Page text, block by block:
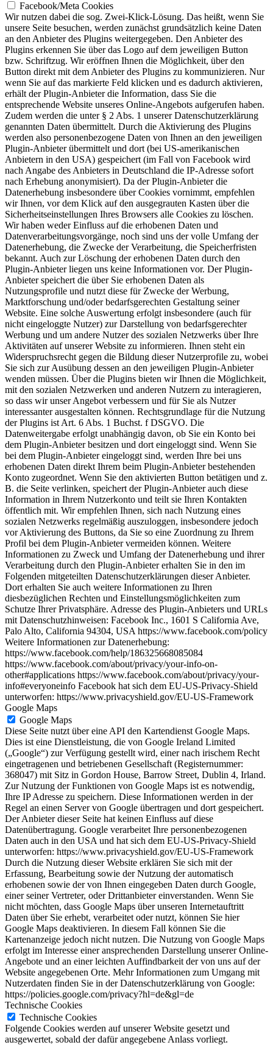
Facebook/Meta Cookies
Wir nutzen dabei die sog. Zwei-Klick-Lösung. Das heißt, wenn Sie
unsere Seite besuchen, werden zunächst grundsätzlich keine Daten
an den Anbieter des Plugins weitergegeben. Den Anbieter des
Plugins erkennen Sie über das Logo auf dem jeweiligen Button
bzw. Schriftzug. Wir eröffnen Ihnen die Möglichkeit, über den
Button direkt mit dem Anbieter des Plugins zu kommunizieren. Nur
wenn Sie auf das markierte Feld klicken und es dadurch aktivieren,
erhält der Plugin-Anbieter die Information, dass Sie die
entsprechende Website unseres Online-Angebots aufgerufen haben.
Zudem werden die unter § 2 Abs. 1 unserer Datenschutzerklärung
genannten Daten übermittelt. Durch die Aktivierung des Plugins
werden also personenbezogene Daten von Ihnen an den jeweiligen
Plugin-Anbieter übermittelt und dort (bei US-amerikanischen
Anbietern in den USA) gespeichert (im Fall von Facebook wird
nach Angabe des Anbieters in Deutschland die IP-Adresse sofort
nach Erhebung anonymisiert). Da der Plugin-Anbieter die
Datenerhebung insbesondere über Cookies vornimmt, empfehlen
wir Ihnen, vor dem Klick auf den ausgegrauten Kasten über die
Sicherheitseinstellungen Ihres Browsers alle Cookies zu löschen.
Wir haben weder Einfluss auf die erhobenen Daten und
Datenverarbeitungsvorgänge, noch sind uns der volle Umfang der
Datenerhebung, die Zwecke der Verarbeitung, die Speicherfristen
bekannt. Auch zur Löschung der erhobenen Daten durch den
Plugin-Anbieter liegen uns keine Informationen vor. Der Plugin-
Anbieter speichert die über Sie erhobenen Daten als
Nutzungsprofile und nutzt diese für Zwecke der Werbung,
Marktforschung und/oder bedarfsgerechten Gestaltung seiner
Website. Eine solche Auswertung erfolgt insbesondere (auch für
nicht eingeloggte Nutzer) zur Darstellung von bedarfsgerechter
Werbung und um andere Nutzer des sozialen Netzwerks über Ihre
Aktivitäten auf unserer Website zu informieren. Ihnen steht ein
Widerspruchsrecht gegen die Bildung dieser Nutzerprofile zu, wobei
Sie sich zur Ausübung dessen an den jeweiligen Plugin-Anbieter
wenden müssen. Über die Plugins bieten wir Ihnen die Möglichkeit,
mit den sozialen Netzwerken und anderen Nutzern zu interagieren,
so dass wir unser Angebot verbessern und für Sie als Nutzer
interessanter ausgestalten können. Rechtsgrundlage für die Nutzung
der Plugins ist Art. 6 Abs. 1 Buchst. f DSGVO. Die
Datenweitergabe erfolgt unabhängig davon, ob Sie ein Konto bei
dem Plugin-Anbieter besitzen und dort eingeloggt sind. Wenn Sie
bei dem Plugin-Anbieter eingeloggt sind, werden Ihre bei uns
erhobenen Daten direkt Ihrem beim Plugin-Anbieter bestehenden
Konto zugeordnet. Wenn Sie den aktivierten Button betätigen und z.
B. die Seite verlinken, speichert der Plugin-Anbieter auch diese
Information in Ihrem Nutzerkonto und teilt sie Ihren Kontakten
öffentlich mit. Wir empfehlen Ihnen, sich nach Nutzung eines
sozialen Netzwerks regelmäßig auszuloggen, insbesondere jedoch
vor Aktivierung des Buttons, da Sie so eine Zuordnung zu Ihrem
Profil bei dem Plugin-Anbieter vermeiden können. Weitere
Informationen zu Zweck und Umfang der Datenerhebung und ihrer
Verarbeitung durch den Plugin-Anbieter erhalten Sie in den im
Folgenden mitgeteilten Datenschutzerklärungen dieser Anbieter.
Dort erhalten Sie auch weitere Informationen zu Ihren
diesbezüglichen Rechten und Einstellungsmöglichkeiten zum
Schutze Ihrer Privatsphäre. Adresse des Plugin-Anbieters und URLs
mit Datenschutzhinweisen: Facebook Inc., 1601 S California Ave,
Palo Alto, California 94304, USA https://www.facebook.com/policy
Weitere Informationen zur Datenerhebung:
https://www.facebook.com/help/186325668085084
https://www.facebook.com/about/privacy/your-info-on-
other#applications https://www.facebook.com/about/privacy/your-
info#everyoneinfo Facebook hat sich dem EU-US-Privacy-Shield
unterworfen: https://www.privacyshield.gov/EU-US-Framework
Google Maps
Google Maps
Diese Seite nutzt über eine API den Kartendienst Google Maps.
Dies ist eine Dienstleistung, die von Google Ireland Limited
(„Google“) zur Verfügung gestellt wird, einer nach irischem Recht
eingetragenen und betriebenen Gesellschaft (Registernummer:
368047) mit Sitz in Gordon House, Barrow Street, Dublin 4, Irland.
Zur Nutzung der Funktionen von Google Maps ist es notwendig,
Ihre IP Adresse zu speichern. Diese Informationen werden in der
Regel an einen Server von Google übertragen und dort gespeichert.
Der Anbieter dieser Seite hat keinen Einfluss auf diese
Datenübertragung. Google verarbeitet Ihre personenbezogenen
Daten auch in den USA und hat sich dem EU-US-Privacy-Shield
unterworfen: https://www.privacyshield.gov/EU-US-Framework
Durch die Nutzung dieser Website erklären Sie sich mit der
Erfassung, Bearbeitung sowie der Nutzung der automatisch
erhobenen sowie der von Ihnen eingegeben Daten durch Google,
einer seiner Vertreter, oder Drittanbieter einverstanden. Wenn Sie
nicht möchten, dass Google Maps über unseren Internetauftritt
Daten über Sie erhebt, verarbeitet oder nutzt, können Sie hier
Google Maps deaktivieren. In diesem Fall können Sie die
Kartenanzeige jedoch nicht nutzen. Die Nutzung von Google Maps
erfolgt im Interesse einer ansprechenden Darstellung unserer Online-
Angebote und an einer leichten Auffindbarkeit der von uns auf der
Website angegebenen Orte. Mehr Informationen zum Umgang mit
Nutzerdaten finden Sie in der Datenschutzerklärung von Google:
https://policies.google.com/privacy?hl=de&gl=de
Technische Cookies
Technische Cookies
Folgende Cookies werden auf unserer Website gesetzt und
ausgewertet, sobald der dafür angegebene Anlass vorliegt.